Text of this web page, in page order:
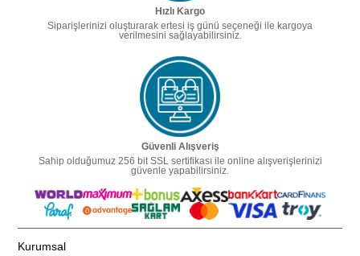
Hızlı Kargo
Siparişlerinizi oluşturarak ertesi iş günü seçeneği ile kargoya
verilmesini sağlayabilirsiniz.
Güvenli Alışveriş
Sahip olduğumuz 256 bit SSL sertifikası ile online alışverişlerinizi
güvenle yapabilirsiniz.
Kurumsal